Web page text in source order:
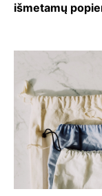
išmetamų